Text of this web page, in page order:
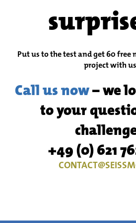
Put us to the test and get 60
project with
Call us now– we
to your
+49 (0) 621